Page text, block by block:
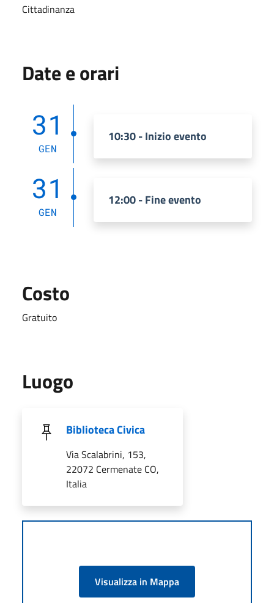
Cittadinanza
Date e orari
31
GEN
10:30 - Inizio evento
31
GEN
12:00 - Fine evento
Costo
Gratuito
Luogo
Biblioteca Civica
Via Scalabrini, 153,
22072 Cermenate CO,
Italia
Visualizza in Mappa